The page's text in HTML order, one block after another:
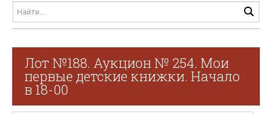
Лот №188. Аукцион № 254. Мои
первые детские книжки. Начало
в 18-00